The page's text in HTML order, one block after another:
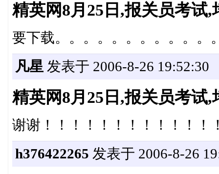
精英网8月25日,报关员考试
要下载。。。。。。。。。。。
凡星 发表于 2006-8-26 19:52:30
精英网8月25日,报关员考试
谢谢！！！！！！！！！！！！
h376422265 发表于 2006-8-26